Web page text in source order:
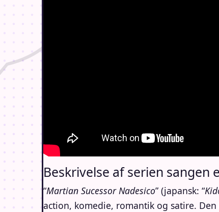
Beskrivelse af serien sangen
“Martian Sucessor Nadesico” (japansk: “
action, komedie, romantik og satire.